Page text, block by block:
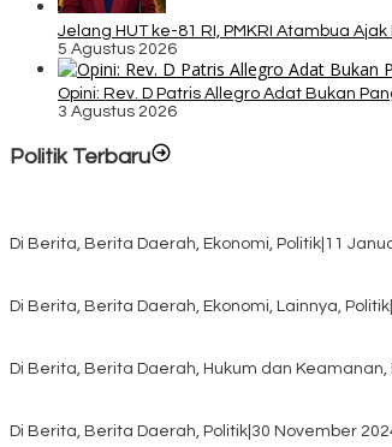
Jelang HUT ke-81 RI, PMKRI Atambua
5 Agustus 2026
Opini: Rev. D Patris Allegro Adat Bukan
3 Agustus 2026
Politik Terbaru
Di Berita, Berita Daerah, Ekonomi, Politik 11
Di Berita, Berita Daerah, Ekonomi, Lainnya, Politik
Di Berita, Berita Daerah, Hukum dan Keamanan,
Di Berita, Berita Daerah, Politik 30 November